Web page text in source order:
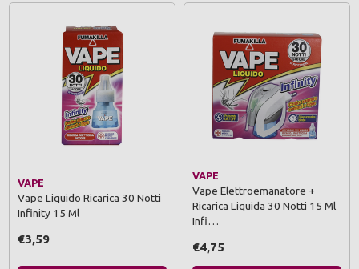
VAPE
Vape Liquido Ricarica 30 Notti
Infinity 15 Ml
€3,59
VAPE
Vape Elettroemanatore +
Ricarica Liquida 30 Notti 15 Ml
Infi…
€4,75